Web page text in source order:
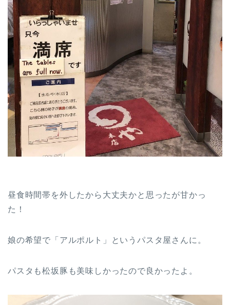
昼食時間帯を外したから大丈夫かと思ったが甘かっ
た！
娘の希望で「アルポルト」というパスタ屋さんに。
パスタも松坂豚も美味しかったので良かったよ。